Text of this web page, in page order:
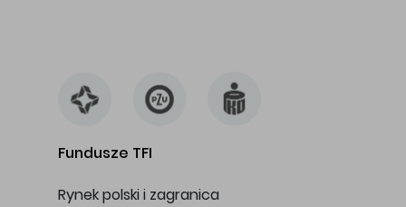
Fundusze TFI
Rynek polski i zagranica